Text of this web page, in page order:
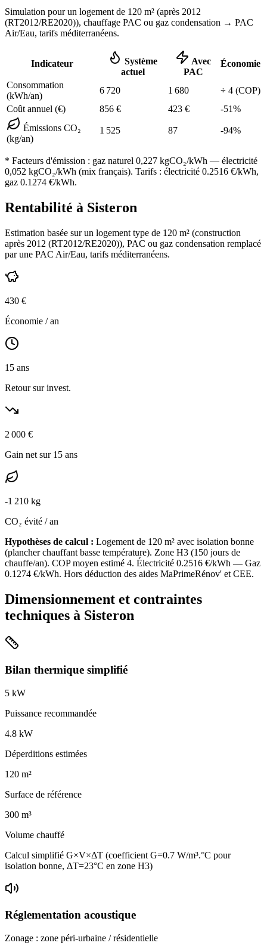
Simulation pour un logement de 120 m² (après 2012
(RT2012/RE2020)), chauffage PAC ou gaz condensation → PAC
Air/Eau, tarifs méditerranéens.
Indicateur
Système
actuel
Avec
PAC
Économie
Consommation
(kWh/an)
6 720 1 680 ÷ 4 (COP)
Coût annuel (€)
856 € 423 € -51%
Émissions CO₂
(kg/an)
1 525 87 -94%
* Facteurs d'émission : gaz naturel 0,227 kgCO₂/kWh — électricité
0,052 kgCO₂/kWh (mix français). Tarifs : électricité 0.2516 €/kWh,
gaz 0.1274 €/kWh.
Rentabilité à Sisteron
Estimation basée sur un logement type de 120 m² (construction
après 2012 (RT2012/RE2020)), PAC ou gaz condensation remplacé
par une PAC Air/Eau, tarifs méditerranéens.
430 €
Économie / an
15 ans
Retour sur invest.
2 000 €
Gain net sur 15 ans
-1 210 kg
CO₂ évité / an
Hypothèses de calcul : Logement de 120 m² avec isolation bonne
(plancher chauffant basse température). Zone H3 (150 jours de
chauffe/an). COP moyen estimé 4. Électricité 0.2516 €/kWh — Gaz
0.1274 €/kWh. Hors déduction des aides MaPrimeRénov' et CEE.
Dimensionnement et contraintes
techniques à Sisteron
Bilan thermique simplifié
5 kW
Puissance recommandée
4.8 kW
Déperditions estimées
120 m²
Surface de référence
300 m³
Volume chauffé
Calcul simplifié G×V×ΔT (coefficient G=0.7 W/m³.°C pour
isolation bonne, ΔT=23°C en zone H3)
Réglementation acoustique
Zonage : zone péri-urbaine / résidentielle